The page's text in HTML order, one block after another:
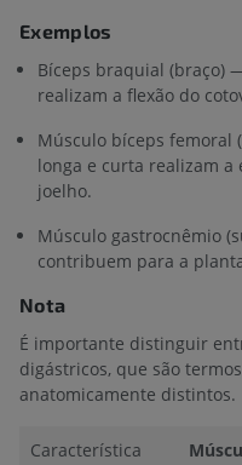
Exemplos
Bíceps braquial (braço)
realizam a flexão do
Músculo bíceps femoral
longa e curta realizam a
joelho.
Músculo gastrocnêmio
contribuem para a
Nota
É importante distinguir
digástricos, que são
anatomicamente distintos.
Característica